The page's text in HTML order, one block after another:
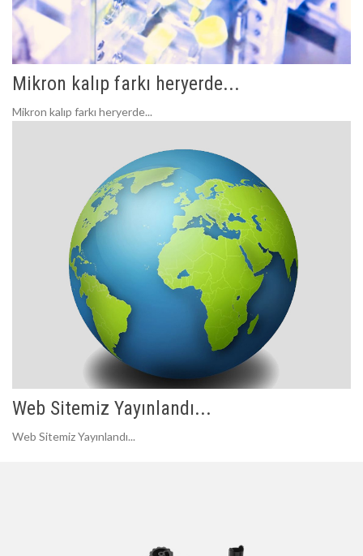
Mikron kalıp farkı heryerde...
Mikron kalıp farkı heryerde...
Web Sitemiz Yayınlandı...
Web Sitemiz Yayınlandı...